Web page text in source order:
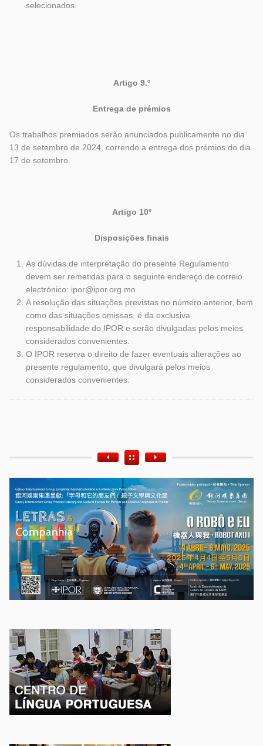
selecionados.
Artigo 9.º
Entrega de prémios
Os trabalhos premiados serão anunciados publicamente no dia
13 de setembro de 2024, correndo a entrega dos prémios do dia
17 de setembro.
Artigo 10º
Disposições finais
As dúvidas de interpretação do presente Regulamento
devem ser remetidas para o seguinte endereço de correio
electrónico: ipor@ipor.org.mo
A resolução das situações previstas no número anterior, bem
como das situações omissas, é da exclusiva
responsabilidade do IPOR e serão divulgadas pelos meios
considerados convenientes.
O IPOR reserva o direito de fazer eventuais alterações ao
presente regulamento, que divulgará pelos meios
considerados convenientes.